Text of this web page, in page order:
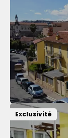
Exclusivité